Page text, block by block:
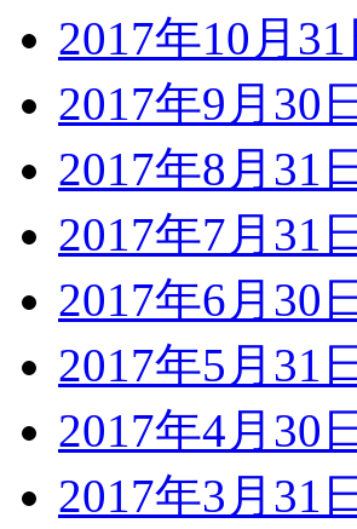
2017年10月
2017年9月30
2017年8月31
2017年7月31
2017年6月30
2017年5月31
2017年4月30
2017年3月31